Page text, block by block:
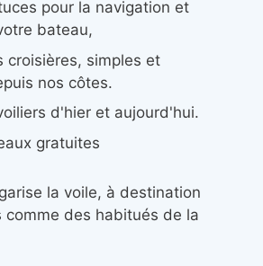
pour la navigation et
bateau,
croisières, simples et
nos côtes.
d'hier et aujourd'hui.
gratuites
la voile, à destination
des habitués de la